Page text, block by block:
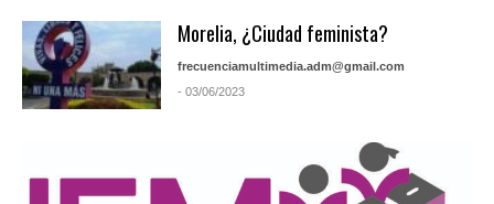
Morelia, ¿Ciudad feminista?
frecuenciamultimedia.adm@gmail.com
- 03/06/2023